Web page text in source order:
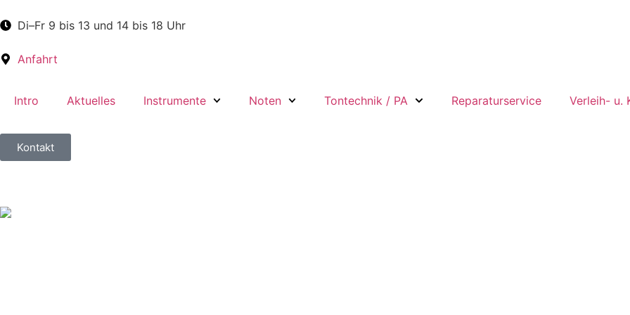
Di–Fr 9 bis 13 und 14 bis 18 Uhr
Anfahrt
Intro Aktuelles Instrumente Noten Tontechnik / PA Reparaturservice Verleih- u.
Kontakt